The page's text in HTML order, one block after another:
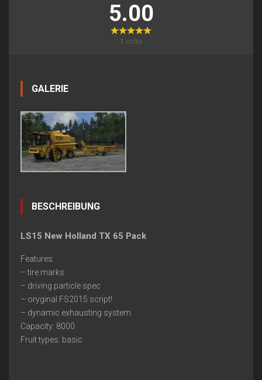
5.00
1 votes
GALERIE
BESCHREIBUNG
LS15 New Holland TX 65 Pack
Features:
– tire marks
– driving particle spec
– oryginal FS2015 script!
– dynamic exhausting system
Capacity: 8000
Fruit types: basic